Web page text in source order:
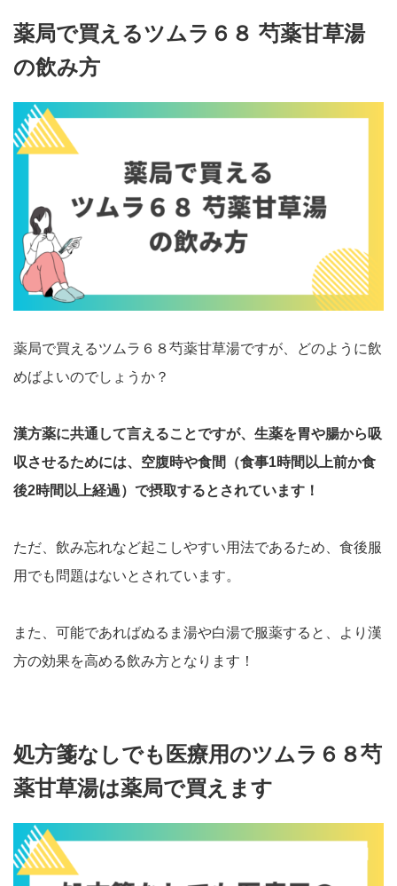
薬局で買えるツムラ６８ 芍薬甘草湯
の飲み方
薬局で買えるツムラ６８芍薬甘草湯ですが、どのように飲
めばよいのでしょうか？
漢方薬に共通して言えることですが、生薬を胃や腸から吸
収させるためには、空腹時や食間（食事1時間以上前か食
後2時間以上経過）で摂取するとされています！
ただ、飲み忘れなど起こしやすい用法であるため、食後服
用でも問題はないとされています。
また、可能であればぬるま湯や白湯で服薬すると、より漢
方の効果を高める飲み方となります！
処方箋なしでも医療用のツムラ６８芍
薬甘草湯は薬局で買えます